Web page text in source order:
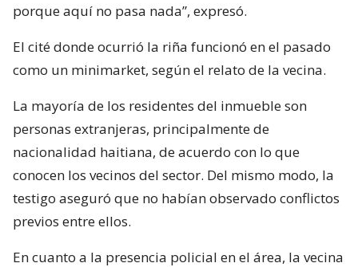
porque aquí no pasa nada”, expresó.
El cité donde ocurrió la riña funcionó en el pasado
como un minimarket, según el relato de la vecina.
La mayoría de los residentes del inmueble son
personas extranjeras, principalmente de
nacionalidad haitiana, de acuerdo con lo que
conocen los vecinos del sector. Del mismo modo, la
testigo aseguró que no habían observado conflictos
previos entre ellos.
En cuanto a la presencia policial en el área, la vecina